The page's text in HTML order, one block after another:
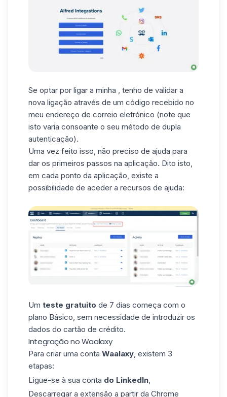
Se optar por ligar a minha , tenho de validar a
nova ligação através de um código recebido no
meu endereço de correio eletrónico (note que
isto varia consoante o seu método de dupla
autenticação).
Uma vez feito isso, não preciso de ajuda para
dar os primeiros passos na aplicação. Dito isto,
em cada ponto da aplicação, existe a
possibilidade de aceder a recursos de ajuda:
Um teste gratuito de 7 dias começa com o
plano Básico, sem necessidade de introduzir os
dados do cartão de crédito.
Integração no Waalaxy
Para criar uma conta Waalaxy, existem 3
etapas:
Ligue-se à sua conta do LinkedIn
Descarregar a extensão a partir da Chrome